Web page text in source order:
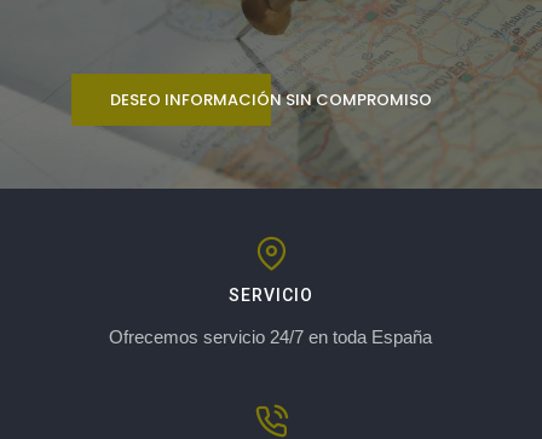
DESEO INFORMACIÓN SIN COMPROMISO
SERVICIO
Ofrecemos servicio 24/7 en toda España